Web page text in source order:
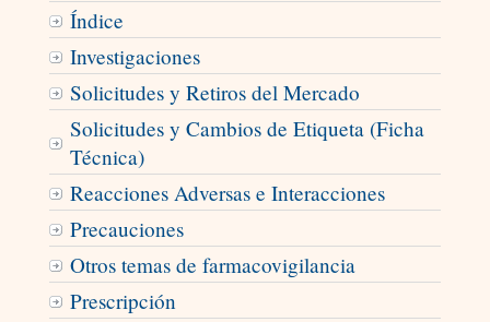
Índice
Investigaciones
Solicitudes y Retiros del Mercado
Solicitudes y Cambios de Etiqueta (Ficha
Técnica)
Reacciones Adversas e Interacciones
Precauciones
Otros temas de farmacovigilancia
Prescripción